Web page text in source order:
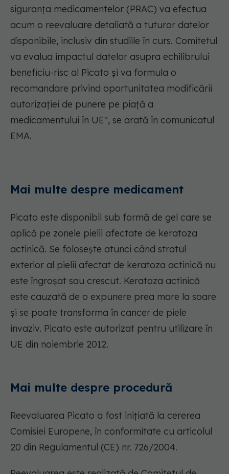
siguranța medicamentelor (PRAC) va efectua
acum o reevaluare detaliată a tuturor datelor
disponibile, inclusiv din studiile în curs. Comitetul
va evalua impactul datelor asupra echilibrului
beneficiu-risc al Picato și va formula o
recomandare privind oportunitatea modificării
autorizației de punere pe piață a
medicamentului în UE", se arată în comunicatul
EMA.
Mai multe despre medicament
Picato este disponibil sub formă de gel care se
aplică pe zonele pielii afectate de keratoza
actinică. Se folosește atunci când stratul
exterior al pielii afectat de keratoza actinică nu
este îngroșat sau crescut. Keratoza actinică
este cauzată de o expunere prea mare la soare
și se poate transforma în cancer de piele
invaziv. Picato este autorizat pentru utilizare în
UE din noiembrie 2012.
Mai multe despre procedură
Reevaluarea Picato a fost inițiată la cererea
Comisiei Europene, în conformitate cu articolul
20 din Regulamentul (CE) nr. 726/2004.